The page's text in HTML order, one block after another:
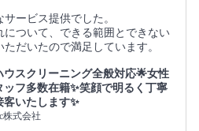
ービス提供でした。
ついて、できる範囲とできない
だいたので満足しています。
ウスクリーニング全般対応🌟女性
ッフ多数在籍✨笑顔で明るく丁寧
客いたします✨
株式会社